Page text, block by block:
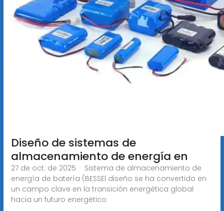
Diseño de sistemas de
almacenamiento de energía en
27 de oct. de 2025 · Sistema de almacenamiento de
energía de batería (BESSEl diseño se ha convertido en
un campo clave en la transición energética global
hacia un futuro energético